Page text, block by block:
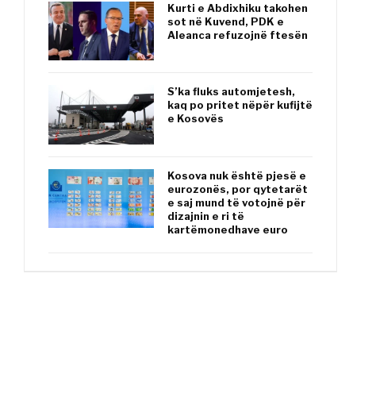
Kurti e Abdixhiku takohen
sot në Kuvend, PDK e
Aleanca refuzojnë ftesën
S’ka fluks automjetesh,
kaq po pritet nëpër kufijtë
e Kosovës
Kosova nuk është pjesë e
eurozonës, por qytetarët
e saj mund të votojnë për
dizajnin e ri të
kartëmonedhave euro